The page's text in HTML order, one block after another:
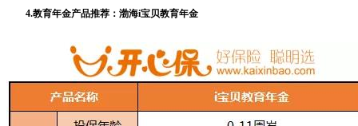
4.教育年金产品推荐：渤海i宝贝教育年金